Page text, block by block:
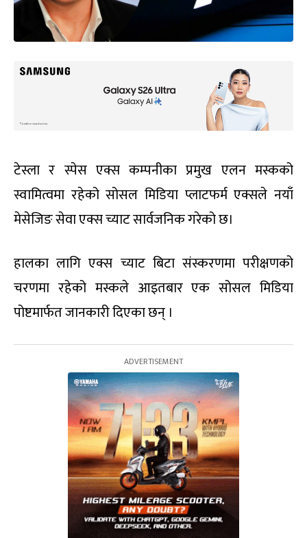
टेस्ला र स्पेस एक्स कम्पनीका प्रमुख एलन मस्कको
स्वामित्वमा रहेको सोसल मिडिया प्लाटफर्म एक्सले नयाँ
मेसेजिङ सेवा एक्स च्याट सार्वजनिक गरेको छ।
हालका लागि एक्स च्याट बिटा संस्करणमा परीक्षणको
चरणमा रहेको मस्कले आइतबार एक सोसल मिडिया
पोष्टमार्फत जानकारी दिएका छन् ।